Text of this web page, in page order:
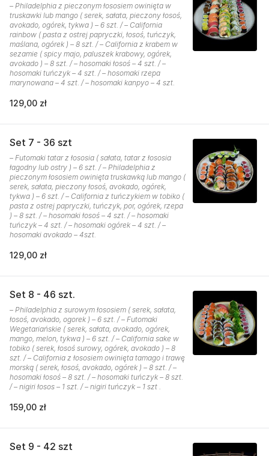
– Philadelphia z pieczonym łososiem owinięta w
truskawki lub mango ( serek, sałata, pieczony łosoś,
avokado, ogórek, tykwa ) – 6 szt. / – California
rainbow ( pasta z ostrej papryczki, łosoś, tuńczyk,
maślana, ogórek ) – 8 szt. / – California z krabem w
sezamie ( spicy majo, paluszek krabowy, ogórek,
avokado ) – 8 szt. / – hosomaki łosoś – 4 szt. / –
hosomaki tuńczyk – 4 szt. / – hosomaki rzepa
marynowana – 4 szt. / – hosomaki kanpyo – 4 szt.
129,00 zł
Set 7 - 36 szt
– Futomaki tatar z łososia ( sałata, tatar z łososia
łagodny lub ostry ) – 6 szt. / – Philadelphia z
pieczonym łososiem owinięta truskawką lub mango (
serek, sałata, pieczony łosoś, avokado, ogórek,
tykwa ) – 6 szt. / – California z tuńczykiem w tobiko (
pasta z ostrej papryczki, tuńczyk, por, ogórek, rzepa
) – 8 szt. / – hosomaki łosoś – 4 szt. / – hosomaki
tuńczyk – 4 szt. / – hosomaki ogórek – 4 szt. / –
hosomaki avokado – 4szt.
129,00 zł
Set 8 - 46 szt.
– Philadelphia z surowym łososiem ( serek, sałata,
łosoś, avokado, ogorek ) – 6 szt. / – Futomaki
Wegetariańskie ( serek, sałata, avokado, ogórek,
mango, melon, tykwa ) – 6 szt. / – California sake w
tobiko ( serek, łosoś surowy, ogórek, avokado ) – 8
szt. / – California z łososiem owinięta tamago i trawę
morską ( serek, łosoś, avokado, ogórek ) – 8 szt. / –
hosomaki łosoś – 8 szt. / – hosomaki tuńczyk – 8 szt.
/ – nigiri łosos – 1 szt. / – nigiri tuńczyk – 1 szt .
159,00 zł
Set 9 - 42 szt